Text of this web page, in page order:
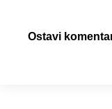
Ostavi